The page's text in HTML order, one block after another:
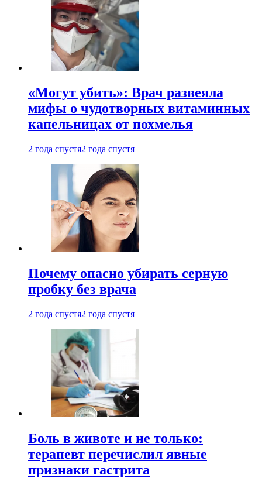
«Могут убить»: Врач развеяла
мифы о чудотворных витаминных
капельницах от похмелья
2 года спустя2 года спустя
Почему опасно убирать серную
пробку без врача
2 года спустя2 года спустя
Боль в животе и не только:
терапевт перечислил явные
признаки гастрита